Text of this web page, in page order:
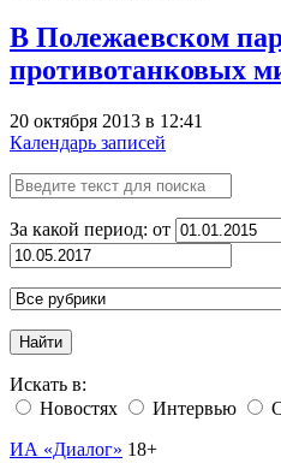
В Полежаевском
противотанковых
20 октября 2013 в 12:41
Календарь записей
За какой период: от
Найти
Искать в:
Новостях
Интервью
ИА «Диалог» 18+